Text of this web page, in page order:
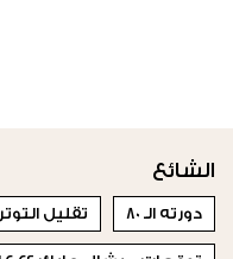
الشائع
دورته الـ 80 تقليل التوتر